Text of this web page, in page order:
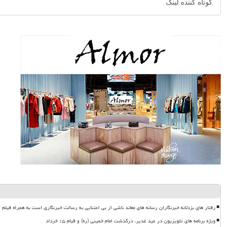
کوتاه کننده لینک
رفتار های بزدلانه خبرنگاران رسانه های معاند ناشی از بی اعتنایی به رسالت خبرنگاری است به همراه فیلم
ویژه برنامه های تلویزیون در عید غدیر، درگذشت امام خمینی (ره) و قیام ۱۵ خرداد